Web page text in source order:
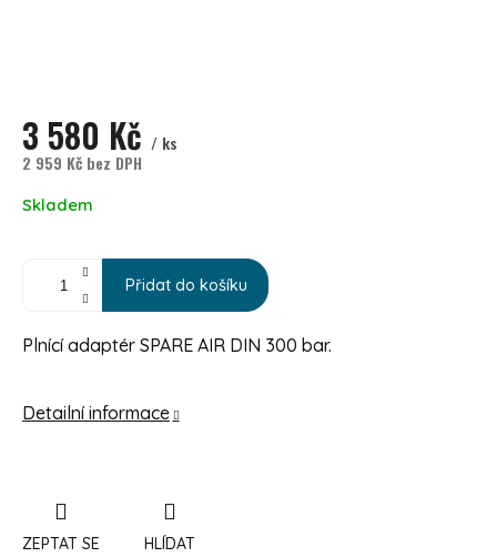
3 580 Kč / ks
2 959 Kč bez DPH
Měrná cena:
Skladem
Přidat do košíku
Plnící adaptér SPARE AIR DIN 300 bar.
Detailní informace
ZEPTAT SE HLÍDAT